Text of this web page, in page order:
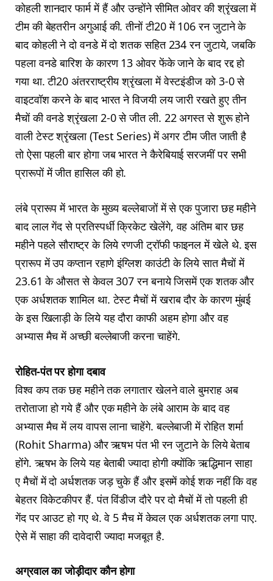
कोहली शानदार फार्म में हैं और उन्होंने सीमित ओवर की श्रृंखला में
टीम की बेहतरीन अगुआई की. तीनों टी20 में 106 रन जुटाने के
बाद कोहली ने दो वनडे में दो शतक सहित 234 रन जुटाये, जबकि
पहला वनडे बारिश के कारण 13 ओवर फेंके जाने के बाद रद्द हो
गया था. टी20 अंतरराष्ट्रीय श्रृंखला में वेस्टइंडीज को 3-0 से
वाइटवॉश करने के बाद भारत ने विजयी लय जारी रखते हुए तीन
मैचों की वनडे श्रृंखला 2-0 से जीत ली. 22 अगस्त से शुरू होने
वाली टेस्ट श्रृंखला (Test Series) में अगर टीम जीत जाती है
तो ऐसा पहली बार होगा जब भारत ने कैरेबियाई सरजमीं पर सभी
प्रारूपों में जीत हासिल की हो.
लंबे प्रारूप में भारत के मुख्य बल्लेबाजों में से एक पुजारा छह महीने
बाद लाल गेंद से प्रतिस्पर्धी क्रिकेट खेलेंगे, वह अंतिम बार छह
महीने पहले सौराष्ट्र के लिये रणजी ट्रॉफी फाइनल में खेले थे. इस
प्रारूप में उप कप्तान रहाणे इंग्लिश काउंटी के लिये सात मैचों में
23.61 के औसत से केवल 307 रन बनाये जिसमें एक शतक और
एक अर्धशतक शामिल था. टेस्ट मैचों में खराब दौर के कारण मुंबई
के इस खिलाड़ी के लिये यह दौरा काफी अहम होगा और वह
अभ्यास मैच में अच्छी बल्लेबाजी करना चाहेंगे.
रोहित-पंत पर होगा दबाव
विश्व कप तक छह महीने तक लगातार खेलने वाले बुमराह अब
तरोताजा हो गये हैं और एक महीने के लंबे आराम के बाद वह
अभ्यास मैच में लय वापस लाना चाहेंगे. बल्लेबाजी में रोहित शर्मा
(Rohit Sharma) और ऋषभ पंत भी रन जुटाने के लिये बेताब
होंगे. ऋषभ के लिये यह बेताबी ज्यादा होगी क्योंकि ऋद्धिमान साहा
ए मैचों में दो अर्धशतक जड़ चुके हैं और इसमें कोई शक नहीं कि वह
बेहतर विकेटकीपर हैं. पंत विंडीज दौरे पर दो मैचों में तो पहली ही
गेंद पर आउट हो गए थे. वे 5 मैच में केवल एक अर्धशतक लगा पाए.
ऐसे में साहा की दावेदारी ज्‍यादा मजबूत है.
अग्रवाल का जोड़ीदार कौन होगा